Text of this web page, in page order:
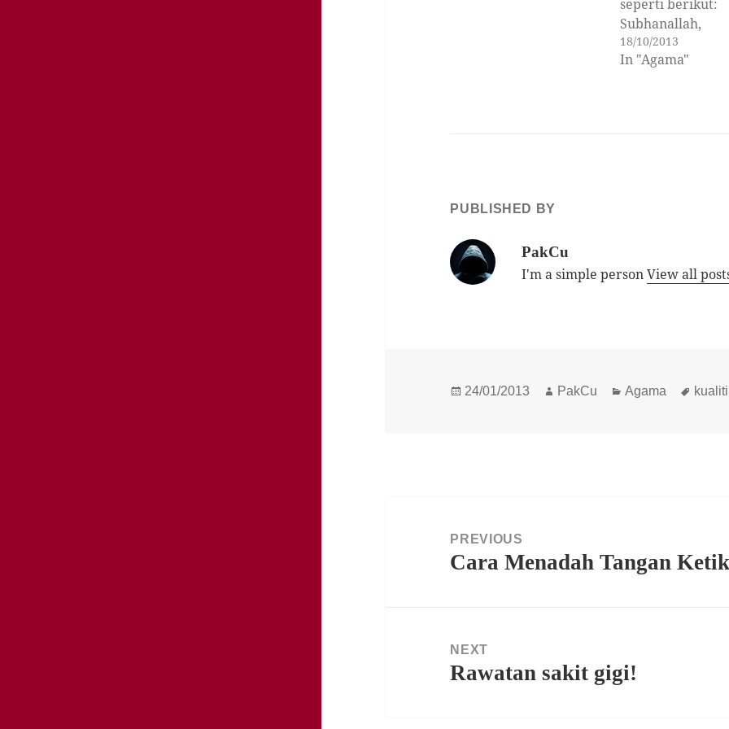
seperti berikut:
Subhanallah,
Alhamdulillah,
Lailahaillallah,
maksudnya.
18/10/2013
In "Agama"
PUBLISHED BY
PakCu
I'm a simple personView all
Posted
24/01/2013 Author
PakCu Categories
Agama Tags
kualiti
navigationPREVIOUS
Previous
Cara Menadah Tangan
NEXT
Next
Rawatan sakit gigi!